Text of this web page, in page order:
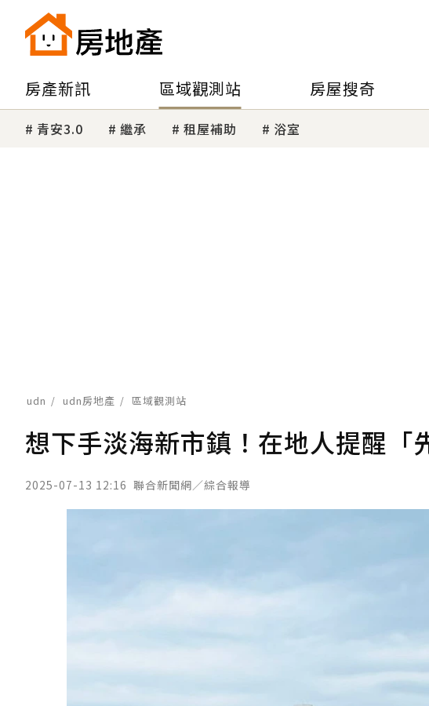
房產新訊 區域觀測站 房屋搜奇
青安3.0 繼承 租屋補助 浴室
udn udn房地產 區域觀測站
想下手淡海新市鎮！在地人提醒「
2025-07-13 12:16 聯合新聞網／綜合報導